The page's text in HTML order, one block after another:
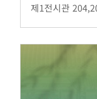
제1전시관